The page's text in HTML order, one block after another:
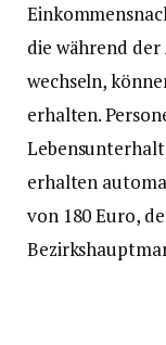
die während
wechseln,
erhalten.
erhalten
von 180 Euro,